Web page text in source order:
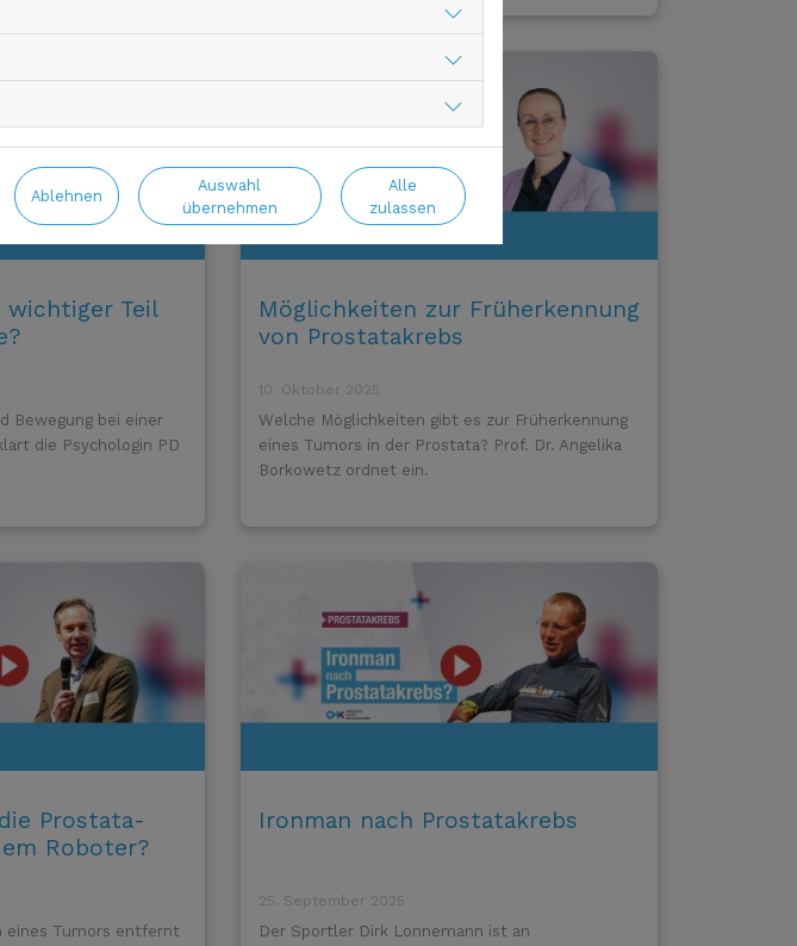
wichtiger Teil
Bewegung bei einer
die Psychologin PD
Möglichkeiten zur Früherkennung
von Prostatakrebs
10. Oktober 2025
Welche Möglichkeiten gibt es zur Früherkennung
eines Tumors in der Prostata? Prof. Dr. Angelika
Borkowetz ordnet ein.
Prostata-
Roboter?
eines Tumors entfernt
Ironman nach Prostatakrebs
25. September 2025
Der Sportler Dirk Lonnemann ist an
Ablehnen
Auswahl
übernehmen
Alle
zulassen